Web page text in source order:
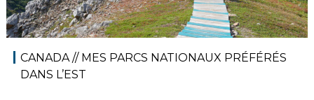
CANADA // MES PARCS NATIONAUX PRÉFÉRÉS
DANS L’EST